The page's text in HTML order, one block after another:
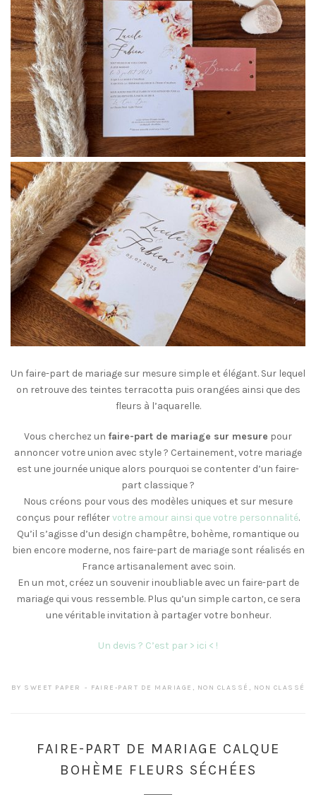
Un faire-part de mariage sur mesure simple et élégant. Sur lequel
on retrouve des teintes terracotta puis orangées ainsi que des
fleurs à l’aquarelle.
Vous cherchez un faire-part de mariage sur mesure pour
annoncer votre union avec style ? Certainement, votre mariage
est une journée unique alors pourquoi se contenter d’un faire-
part classique ?
Nous créons pour vous des modèles uniques et sur mesure
conçus pour reflétervotre amour ainsi que votre personnalité.
Qu’il s’agisse d’un design champêtre, bohème, romantique ou
bien encore moderne, nos faire-part de mariage sont réalisés en
France artisanalement avec soin.
En un mot, créez un souvenir inoubliable avec un faire-part de
mariage qui vous ressemble. Plus qu’un simple carton, ce sera
une véritable invitation à partager votre bonheur.
Un devis ? C’est par > ici < !
BY SWEET PAPER FAIRE-PART DE MARIAGE , NON CLASSÉ , NON CLASSÉ
FAIRE-PART DE MARIAGE CALQUE
BOHÈME FLEURS SÉCHÉES